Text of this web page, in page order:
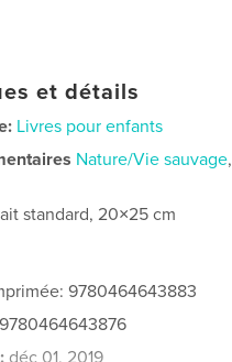
et détails
Livres pour enfants
Nature/Vie sauvage,
standard, 20×25 cm
9780464643883
déc 01, 2019